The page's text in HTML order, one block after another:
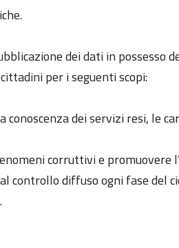
dei dati in
per i seguenti scopi:
conoscenza dei servizi resi, le
corruttivi e promuovere
controllo diffuso ogni fase del